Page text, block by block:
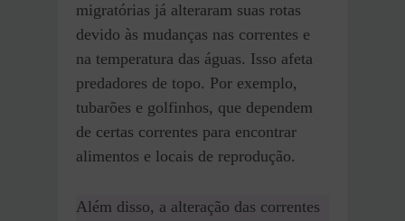
migratórias já alteraram suas rotas
devido às mudanças nas correntes e
na temperatura das águas. Isso afeta
predadores de topo. Por exemplo,
tubarões e golfinhos, que dependem
de certas correntes para encontrar
alimentos e locais de reprodução.
Além disso, a alteração das correntes